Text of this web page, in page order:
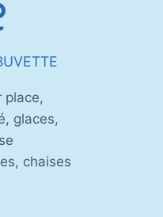
place,
glaces,
chaises